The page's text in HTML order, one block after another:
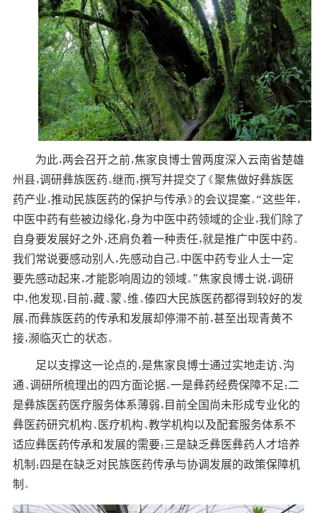
为此，两会召开之前，焦家良博士曾两度深入云南省楚雄
州县，调研彝族医药。继而，撰写并提交了《聚焦做好彝族医
药产业，推动民族医药的保护与传承》的会议提案。“这些年，
中医中药有些被边缘化，身为中医中药领域的企业，我们除了
自身要发展好之外，还肩负着一种责任，就是推广中医中药。
我们常说要感动别人，先感动自己。中医中药专业人士一定
要先感动起来，才能影响周边的领域。”焦家良博士说，调研
中，他发现，目前，藏、蒙、维、傣四大民族医药都得到较好的发
展，而彝族医药的传承和发展却停滞不前，甚至出现青黄不
接，濒临灭亡的状态。
足以支撑这一论点的，是焦家良博士通过实地走访、沟
通、调研所梳理出的四方面论据。一是彝药经费保障不足；二
是彝族医药医疗服务体系薄弱，目前全国尚未形成专业化的
彝医药研究机构、医疗机构、教学机构以及配套服务体系不
适应彝医药传承和发展的需要；三是缺乏彝医彝药人才培养
机制；四是在缺乏对民族医药传承与协调发展的政策保障机
制。